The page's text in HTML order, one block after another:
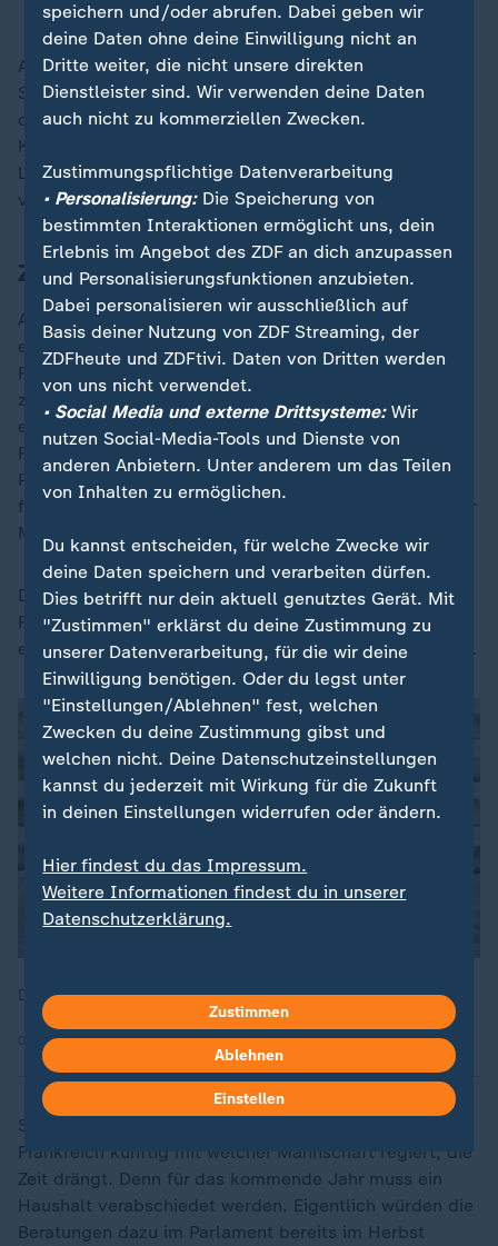
Aus Macrons Lager mehren sich jedenfalls die
Stimmen, die erklären, wo es Überschneidungen mit
den Konservativen sowie den Sozialisten, Grünen und
Kommunisten gibt, die man aus ihrem Bündnis mit der
Linkspartei La France Insoumise herauszulösen
versucht.
Zeit für Regierungsfindung drängt
Auch wenn Macron betont, dass es nicht um einen
einzelnen Namen geht, dürfte die Frage, wer die
Regierung anführt, in den Gesprächen durchaus eine
zentrale Rolle spielen. Neben der von den Linken
eingebrachten Castets werden etwa der konservative
Regionalpräsident Xavier Bertrand, der ehemalige
Premier Bernard Cazeneuve und der frühere
französische Außenminister und spätere EU-Kommissar
Michel Barnier als potenzieller Premier gehandelt.
Doch wie schon zuletzt beim noch geschäftsführenden
Regierungschef Gabriel Attal könnte Macron auch
einen Überraschungskandidaten aus dem Hut zaubern.
Das ist Gabriel Attal, Noch-Regierungschef von Frankreich.
09.01.2024 | 1:23 min
So schwierig es auch sein mag, auszuhandeln, wer in
Frankreich künftig mit welcher Mannschaft regiert, die
Zeit drängt. Denn für das kommende Jahr muss ein
Haushalt verabschiedet werden. Eigentlich würden die
Beratungen dazu im Parlament bereits im Herbst
speichern und/oder abrufen. Dabei geben wir
deine Daten ohne deine Einwilligung nicht an
Dritte weiter, die nicht unsere direkten
Dienstleister sind. Wir verwenden deine Daten
auch nicht zu kommerziellen Zwecken.
Zustimmungspflichtige Datenverarbeitung
• Personalisierung:Die Speicherung von
bestimmten Interaktionen ermöglicht uns, dein
Erlebnis im Angebot des ZDF an dich anzupassen
und Personalisierungsfunktionen anzubieten.
Dabei personalisieren wir ausschließlich auf
Basis deiner Nutzung von ZDF Streaming, der
ZDFheute und ZDFtivi. Daten von Dritten werden
von uns nicht verwendet.
• Social Media und externe Drittsysteme:Wir
nutzen Social-Media-Tools und Dienste von
anderen Anbietern. Unter anderem um das Teilen
von Inhalten zu ermöglichen.
Du kannst entscheiden, für welche Zwecke wir
deine Daten speichern und verarbeiten dürfen.
Dies betrifft nur dein aktuell genutztes Gerät. Mit
"Zustimmen" erklärst du deine Zustimmung zu
unserer Datenverarbeitung, für die wir deine
Einwilligung benötigen. Oder du legst unter
"Einstellungen/Ablehnen" fest, welchen
Zwecken du deine Zustimmung gibst und
welchen nicht. Deine Datenschutzeinstellungen
kannst du jederzeit mit Wirkung für die Zukunft
in deinen Einstellungen widerrufen oder ändern.
Hier findest du das Impressum.
Weitere Informationen findest du in unserer
Datenschutzerklärung.
Zustimmen
Ablehnen
Einstellen